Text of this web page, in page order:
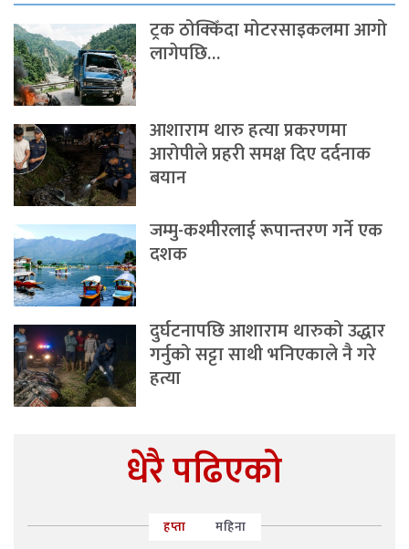
ट्रक ठोक्किँदा मोटरसाइकलमा आगो
लागेपछि…
आशाराम थारु हत्या प्रकरणमा
आरोपीले प्रहरी समक्ष दिए दर्दनाक
बयान
जम्मु-कश्मीरलाई रूपान्तरण गर्ने एक
दशक
दुर्घटनापछि आशाराम थारुको उद्धार
गर्नुको सट्टा साथी भनिएकाले नै गरे
हत्या
धेरै पढिएको
हप्ता महिना